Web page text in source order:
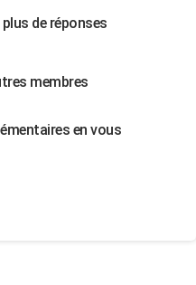
de réponses
membres
en vous